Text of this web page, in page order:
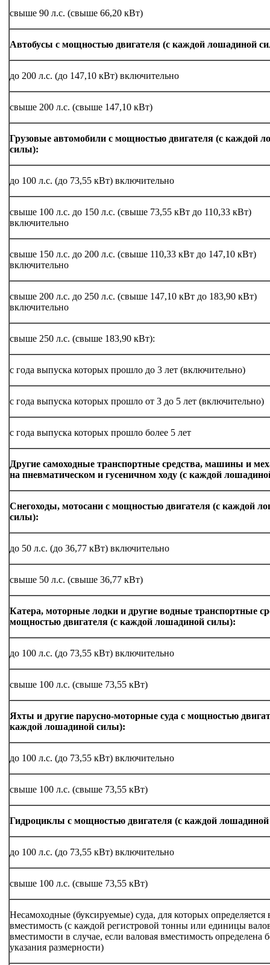
свыше 90 л.с. (свыше 66,20 кВт)
Автобусы с мощностью двигателя (с каждой лошадиной
до 200 л.с. (до 147,10 кВт) включительно
свыше 200 л.с. (свыше 147,10 кВт)
Грузовые автомобили с мощностью двигателя (с каждой
силы):
до 100 л.с. (до 73,55 кВт) включительно
свыше 100 л.с. до 150 л.с. (свыше 73,55 кВт до 110,33 кВт)
включительно
свыше 150 л.с. до 200 л.с. (свыше 110,33 кВт до 147,10 кВт)
включительно
свыше 200 л.с. до 250 л.с. (свыше 147,10 кВт до 183,90 кВт)
включительно
свыше 250 л.с. (свыше 183,90 кВт):
с года выпуска которых прошло до 3 лет (включительно)
с года выпуска которых прошло от 3 до 5 лет (включительно)
с года выпуска которых прошло более 5 лет
Другие самоходные транспортные средства, машины и
на пневматическом и гусеничном ходу (с каждой
Снегоходы, мотосани с мощностью двигателя (с каждой
силы):
до 50 л.с. (до 36,77 кВт) включительно
свыше 50 л.с. (свыше 36,77 кВт)
Катера, моторные лодки и другие водные транспортные
мощностью двигателя (с каждой лошадиной силы):
до 100 л.с. (до 73,55 кВт) включительно
свыше 100 л.с. (свыше 73,55 кВт)
Яхты и другие парусно-моторные суда с мощностью
каждой лошадиной силы):
до 100 л.с. (до 73,55 кВт) включительно
свыше 100 л.с. (свыше 73,55 кВт)
Гидроциклы с мощностью двигателя (с каждой
до 100 л.с. (до 73,55 кВт) включительно
свыше 100 л.с. (свыше 73,55 кВт)
Несамоходные (буксируемые) суда, для которых определяется
вместимость (с каждой регистровой тонны или единицы
вместимости в случае, если валовая вместимость определена
указания размерности)